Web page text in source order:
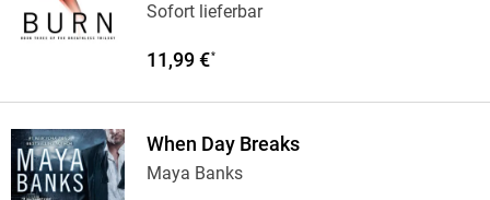
Sofort lieferbar
11,99 €*
When Day Breaks
Maya Banks